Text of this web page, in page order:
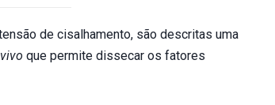
de cisalhamento, são descritas uma
que permite dissecar os fatores